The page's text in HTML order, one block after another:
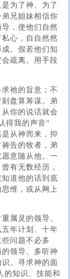
为了神、为了
兄姐妹相信你
，使他们自然
心，自自然然
。假若他们知
疏离。用手段
祂的旨意；不
盘算筹谋。弟
你的说话就会
得我的声音”
从神而来，抑
告的牧者，弟
意随从他。一
有无数经历，
道他的话到底
维，或从网上
属灵的领导。
年计划、十年
问题不必多
领导、多听神
。寻求神的面
的知识、技能和